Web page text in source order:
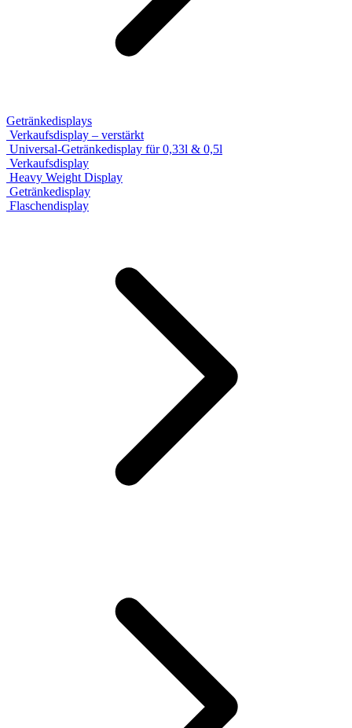
Getränkedisplays
Verkaufsdisplay – verstärkt
Universal-Getränkedisplay für 0,33l & 0,5l
Verkaufsdisplay
Heavy Weight Display
Getränkedisplay
Flaschendisplay